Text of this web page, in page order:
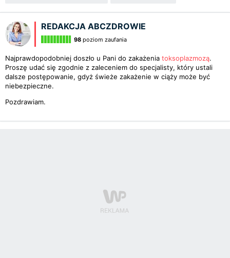
REDAKCJA ABCZDROWIE
98 poziom zaufania
Najprawdopodobniej doszło u Pani do zakażenia toksoplazmozą.
Proszę udać się zgodnie z zaleceniem do specjalisty, który ustali
dalsze postępowanie, gdyż świeże zakażenie w ciąży może być
niebezpieczne.
Pozdrawiam.